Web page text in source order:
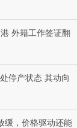
外籍工作签证翻
停产状态 其动向
缓，价格驱动还能